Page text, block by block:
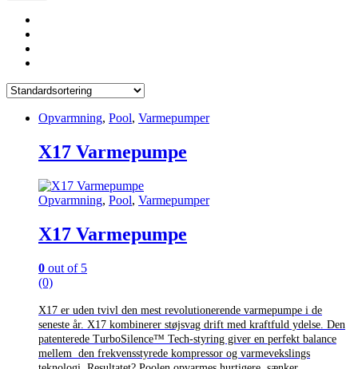
Opvarmning, Pool, Varmepumper
X17 Varmepumpe
Opvarmning, Pool, Varmepumper
X17 Varmepumpe
0 out of 5
(0)
X17 er uden tvivl den mest revolutionerende varmepumpe i de
seneste år. X17 kombinerer støjsvag drift med kraftfuld ydelse. Den
patenterede TurboSilence™ Tech-styring giver en perfekt balance
mellem den frekvensstyrede kompressor og varmevekslings